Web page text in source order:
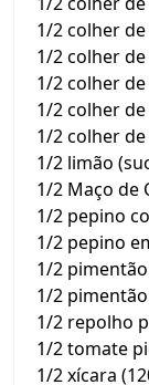
1/2 colher
1/2 colher
1/2 colher
1/2 colher
1/2 colher
1/2 limão
1/2 Maço de
1/2 pepino
1/2 pepino
1/2
1/2
1/2 repolho
1/2 tomate
1/2 xícara